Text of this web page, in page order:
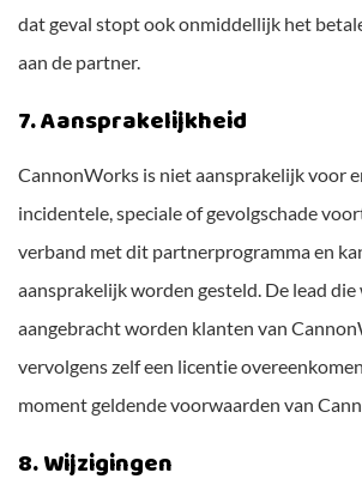
dat geval stopt ook onmiddellijk het
aan de partner.
7. Aansprakelijkheid
CannonWorks is niet aansprakelijk voor
incidentele, speciale of gevolgschade
verband met dit partnerprogramma en
aansprakelijk worden gesteld. De lead die
aangebracht worden klanten van
vervolgens zelf een licentie
moment geldende voorwaarden van
8. Wijzigingen